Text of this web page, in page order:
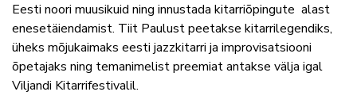
Eesti noori muusikuid ning innustada kitarriõpingute alast
enesetäiendamist. Tiit Paulust peetakse kitarrilegendiks,
üheks mõjukaimaks eesti jazzkitarri ja improvisatsiooni
õpetajaks ning temanimelist preemiat antakse välja igal
Viljandi Kitarrifestivalil.